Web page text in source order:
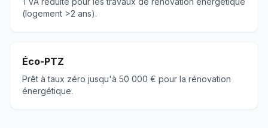
(logement >2 ans).
Éco-PTZ
Prêt à taux zéro jusqu'à 50 000 € pour la rénovation
énergétique.